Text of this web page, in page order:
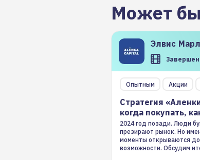
Может
Элвис
Завершен
Опытным Акции
Стратегия
когда покупать,
2024 год позади. Люди
презирают рынок. Но
моменты открываются
возможности. Обсудим